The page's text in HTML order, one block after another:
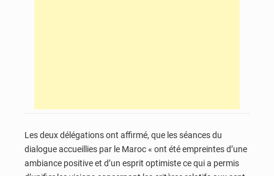
Les deux délégations ont affirmé, que les séances du
dialogue accueillies par le Maroc « ont été empreintes d’une
ambiance positive et d’un esprit optimiste ce qui a permis